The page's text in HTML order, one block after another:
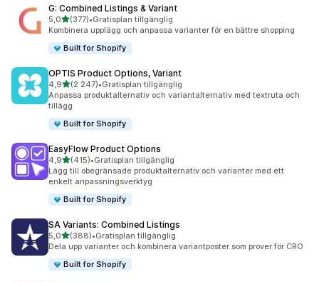
G: Combined Listings & Variant
5,0av 5 stjärnor
(377)
377 recensioner totalt
•Gratisplan tillgänglig
Kombinera upplägg och anpassa varianter för en bättre shopping
Built for Shopify
OPTIS Product Options, Variant
4,9av 5 stjärnor
(2 247)
2247 recensioner totalt
•Gratisplan tillgänglig
Anpassa produktalternativ och variantalternativ med textruta och
tillägg
Built for Shopify
EasyFlow Product Options
4,9av 5 stjärnor
(415)
415 recensioner totalt
•Gratisplan tillgänglig
Lägg till obegränsade produktalternativ och varianter med ett
enkelt anpassningsverktyg
Built for Shopify
SA Variants: Combined Listings
5,0av 5 stjärnor
(388)
388 recensioner totalt
•Gratisplan tillgänglig
Dela upp varianter och kombinera variantposter som prover för CRO
Built for Shopify